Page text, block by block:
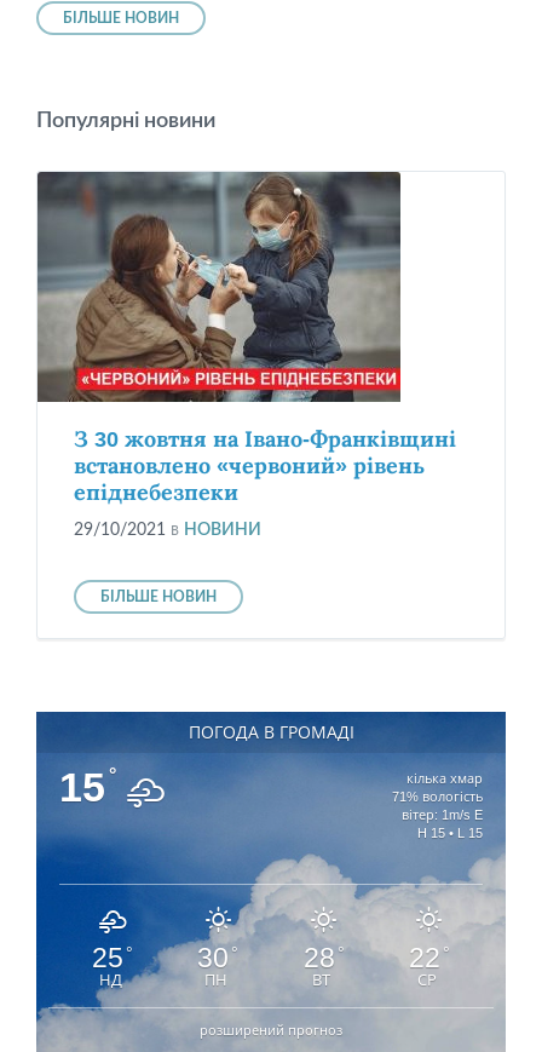
БІЛЬШЕ НОВИН
Популярні новини
З 30 жовтня на Івано-Франківщині
встановлено «червоний» рівень
епіднебезпеки
29/10/2021 в НОВИНИ
БІЛЬШЕ НОВИН
ПОГОДА В ГРОМАДІ
15 °
кілька хмар
71% вологість
вітер: 1m/s E
H 15 • L 15
25 °
НД
30°
ПН
28 °
ВТ
22 °
СР
розширений прогноз